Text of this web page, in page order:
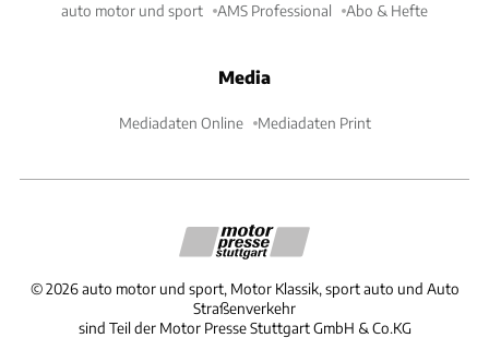
auto motor und sport AMS Professional Abo & Hefte
Media
Mediadaten Online Mediadaten Print
©2026 auto motor und sport, Motor Klassik, sport auto und Auto
Straßenverkehr
sind Teil der Motor Presse Stuttgart GmbH & Co.KG